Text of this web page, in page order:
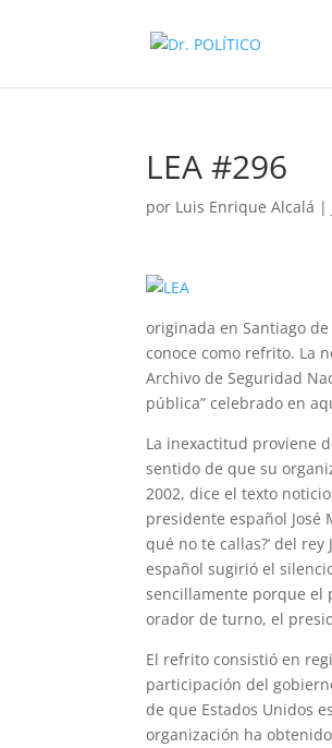
LEA #296
por Luis Enrique Alcalá |
originada en Santiago
conoce como refrito. La
Archivo de Seguridad
pública” celebrado en
La inexactitud proviene
sentido de que su
2002, dice el texto
presidente español José
qué no te callas?’ del
español sugirió el
sencillamente porque el
orador de turno, el
El refrito consistió en
participación del
de que Estados Unidos
organización ha